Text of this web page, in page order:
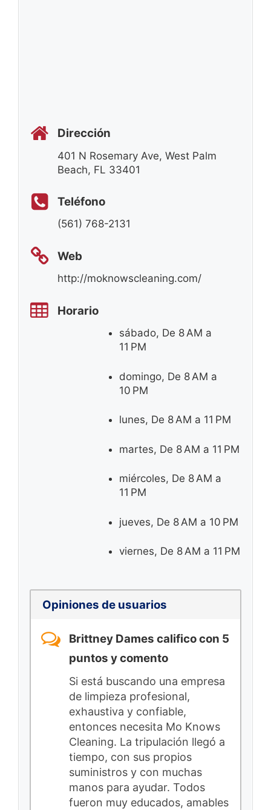
Dirección
401 N Rosemary Ave, West Palm
Beach, FL 33401
Teléfono
(561) 768-2131
Web
http://moknowscleaning.com/
Horario
sábado, De 8 AM a
11 PM
domingo, De 8 AM a
10 PM
lunes, De 8 AM a 11 PM
martes, De 8 AM a 11 PM
miércoles, De 8 AM a
11 PM
jueves, De 8 AM a 10 PM
viernes, De 8 AM a 11 PM
Opiniones de usuarios
Brittney Dames califico con 5
puntos y comento
Si está buscando una empresa
de limpieza profesional,
exhaustiva y confiable,
entonces necesita Mo Knows
Cleaning. La tripulación llegó a
tiempo, con sus propios
suministros y con muchas
manos para ayudar. Todos
fueron muy educados, amables